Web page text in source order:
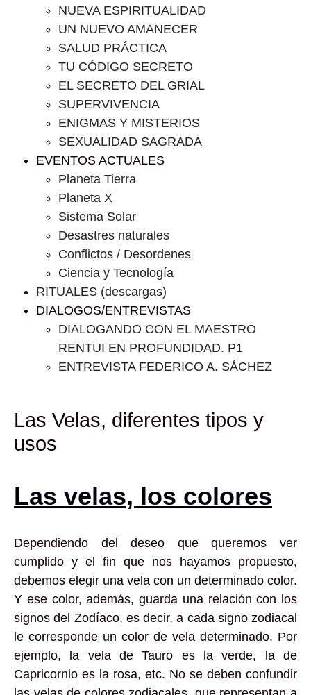
NUEVA ESPIRITUALIDAD
UN NUEVO AMANECER
SALUD PRÁCTICA
TU CÓDIGO SECRETO
EL SECRETO DEL GRIAL
SUPERVIVENCIA
ENIGMAS Y MISTERIOS
SEXUALIDAD SAGRADA
EVENTOS ACTUALES
Planeta Tierra
Planeta X
Sistema Solar
Desastres naturales
Conflictos / Desordenes
Ciencia y Tecnología
RITUALES (descargas)
DIALOGOS/ENTREVISTAS
DIALOGANDO CON EL MAESTRO
RENTUI EN PROFUNDIDAD. P1
ENTREVISTA FEDERICO A. SÁCHEZ
Las Velas, diferentes tipos y
usos
Las velas, los colores
Dependiendo del deseo que queremos ver
cumplido y el fin que nos hayamos propuesto,
debemos elegir una vela con un determinado color.
Y ese color, además, guarda una relación con los
signos del Zodíaco, es decir, a cada signo zodiacal
le corresponde un color de vela determinado. Por
ejemplo, la vela de Tauro es la verde, la de
Capricornio es la rosa, etc. No se deben confundir